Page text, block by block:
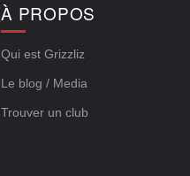
À PROPOS
Qui est Grizzliz
Le blog / Media
Trouver un club